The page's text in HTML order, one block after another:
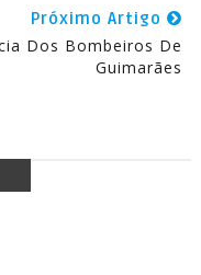
Próximo Artigo
Dos Bombeiros De
Guimarães